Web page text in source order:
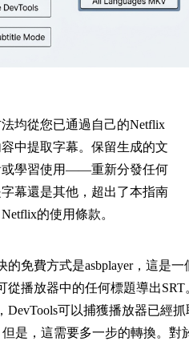
均從您已通過自己的Netflix
中提取字幕。保留生成的文
或學習使用——重新分發任何
幕還是其他，超出了本指南
的使用條款。
免費方式是asbplayer，這是一
從播放器中的任何標題導出SRT
DevTools可以捕獲播放器已經抓
是，這需要多一步的轉換。對